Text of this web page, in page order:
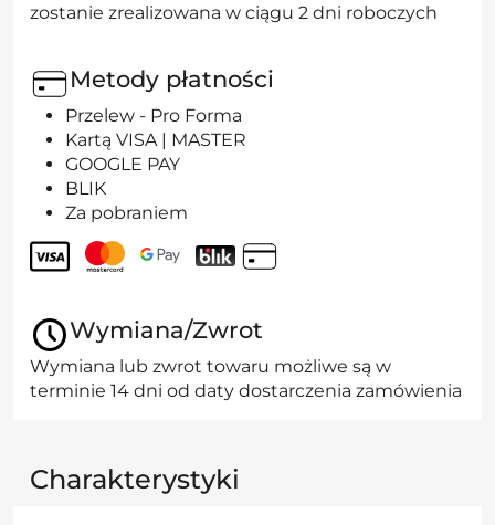
zostanie zrealizowana w ciągu 2 dni roboczych
Metody płatności
Przelew - Pro Forma
Kartą VISA | MASTER
GOOGLE PAY
BLIK
Za pobraniem
Wymiana/Zwrot
Wymiana lub zwrot towaru możliwe są w
terminie 14 dni od daty dostarczenia zamówienia
Charakterystyki